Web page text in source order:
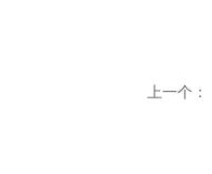
上一个：